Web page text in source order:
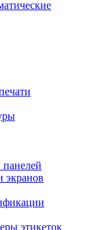
экранов
этикеток